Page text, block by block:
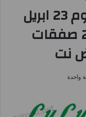
عروض لولو جدة اليوم 23 ابريل
حتى 26 ابريل 2025 صفقات
نت
واحدة